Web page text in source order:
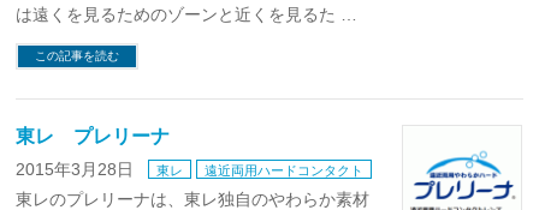
は遠くを見るためのゾーンと近くを見るた …
この記事を読む
東レ プレリーナ
2015年3月28日 東レ 遠近両用ハードコンタクト
東レのプレリーナは、東レ独自のやわらか素材